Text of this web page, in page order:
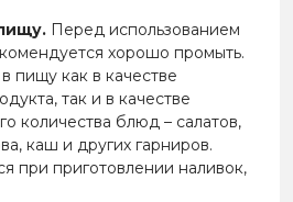
Перед использованием
хорошо промыть.
пищу как в качестве
так и в качестве
количества блюд – салатов,
каш и других гарниров.
при приготовлении наливок,